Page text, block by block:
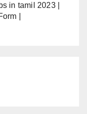
in tamil 2023 |
|